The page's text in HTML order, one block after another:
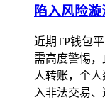
陷入风险漩
近期TP钱包
需高度警惕
人转账，个
入非法交易、